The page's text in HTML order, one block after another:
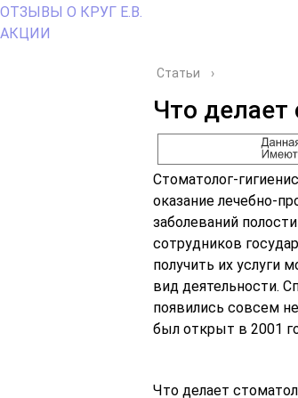
ОТЗЫВЫ О КРУГ Е.В.
АКЦИИ
Статьи ›
Что делает
Стоматолог-
оказание лечебно-
заболеваний
сотрудников
получить их услуги
вид деятельности.
появились совсем
был открыт в 2001
Что делает